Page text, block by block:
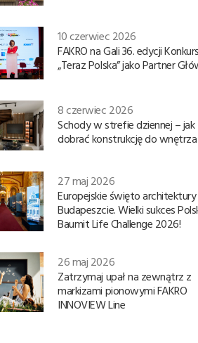
10 czerwiec 2026
FAKRO na Gali 36. edycji
„Teraz Polska” jako Partner
8 czerwiec 2026
Schody w strefie dziennej – jak
dobrać konstrukcję do wnętrza
27 maj 2026
Europejskie święto
Budapeszcie. Wielki sukces
Baumit Life Challenge 2026!
26 maj 2026
Zatrzymaj upał na zewnątrz z
markizami pionowymi FAKRO
INNOVIEW Line